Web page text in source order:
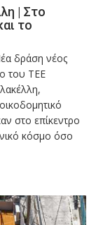
| Στο
το
δράση νέος
του ΤΕΕ
στο επίκεντρο
κόσμο όσο